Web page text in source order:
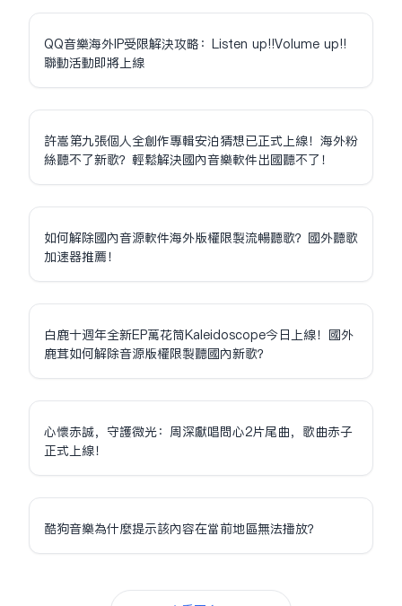
QQ音樂海外IP受限解決攻略：Listen up!!Volume up!!
聯動活動即將上線
許嵩第九張個人全創作專輯安泊猜想已正式上線！海外粉
絲聽不了新歌？輕鬆解決國內音樂軟件出國聽不了！
如何解除國內音源軟件海外版權限制流暢聽歌？國外聽歌
加速器推薦！
白鹿十週年全新EP萬花筒Kaleidoscope今日上線！國外
鹿茸如何解除音源版權限制聽國內新歌？
心懷赤誠，守護微光：周深獻唱問心2片尾曲，歌曲赤子
正式上線！
酷狗音樂為什麼提示該內容在當前地區無法播放？